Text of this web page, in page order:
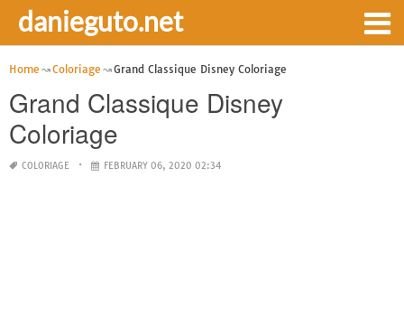
danieguto.net
Home Coloriage Grand Classique Disney Coloriage
Grand Classique Disney
Coloriage
COLORIAGE FEBRUARY 06, 2020 02:34